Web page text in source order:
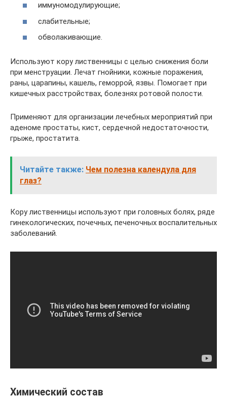
иммуномодулирующие;
слабительные;
обволакивающие.
Используют кору лиственницы с целью снижения боли
при менструации. Лечат гнойники, кожные поражения,
раны, царапины, кашель, геморрой, язвы. Помогает при
кишечных расстройствах, болезнях ротовой полости.
Применяют для организации лечебных мероприятий при
аденоме простаты, кист, сердечной недостаточности,
грыже, простатита.
Читайте также: Чем полезна календула для
глаз?
Кору лиственницы используют при головных болях, ряде
гинекологических, почечных, печеночных воспалительных
заболеваний.
Химический состав